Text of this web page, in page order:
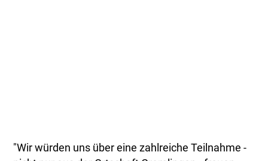
"Wir würden uns über eine zahlreiche Teilnahme -